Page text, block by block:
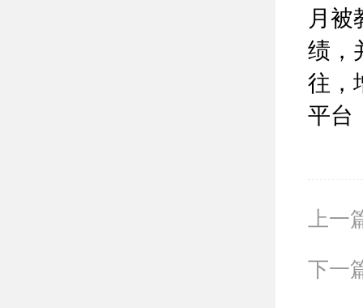
月被
绩，
往，
平台
上一
下一